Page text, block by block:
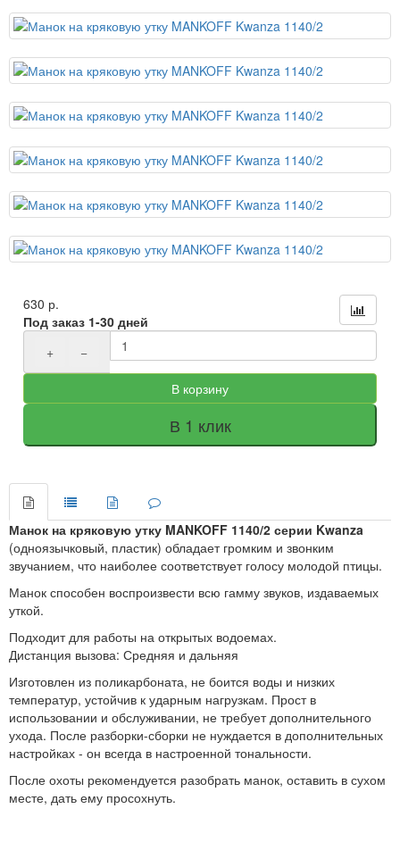
630 р.
Под заказ 1-30 дней
+
−
В корзину
В 1 клик
Манок на кряковую утку MANKOFF 1140/2 серии Kwanza
(одноязычковый, пластик) обладает громким и звонким
звучанием, что наиболее соответствует голосу молодой птицы.
Манок способен воспроизвести всю гамму звуков, издаваемых
уткой.
Подходит для работы на открытых водоемах.
Дистанция вызова: Средняя и дальняя
Изготовлен из поликарбоната, не боится воды и низких
температур, устойчив к ударным нагрузкам. Прост в
использовании и обслуживании, не требует дополнительного
ухода. После разборки-сборки не нуждается в дополнительных
настройках - он всегда в настроенной тональности.
После охоты рекомендуется разобрать манок, оставить в сухом
месте, дать ему просохнуть.